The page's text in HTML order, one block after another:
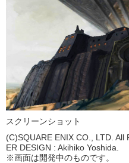
スクリーンショット
(C)SQUARE ENIX CO., LTD.
ER DESIGN : Akihiko Yoshida.
※画面は開発中のものです。